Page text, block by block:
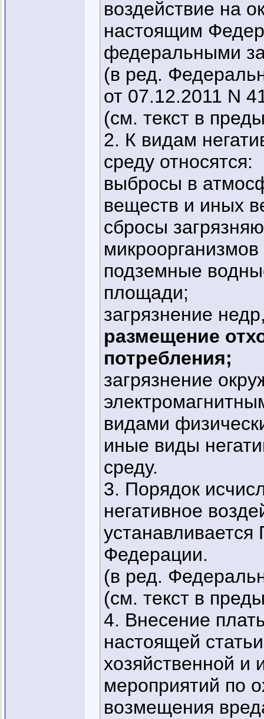
воздействие на
настоящим
федеральными
(в ред.
от 07.12.2011 N
(см. текст в
2. К видам
среду относятся:
выбросы в
веществ и иных
сбросы
подземные
площади;
загрязнение
размещение
потребления;
загрязнение
видами
иные виды
среду.
3. Порядок
негативное
Федерации.
(в ред.
(см. текст в
4. Внесение
настоящей
хозяйственной и
мероприятий по
возмещения